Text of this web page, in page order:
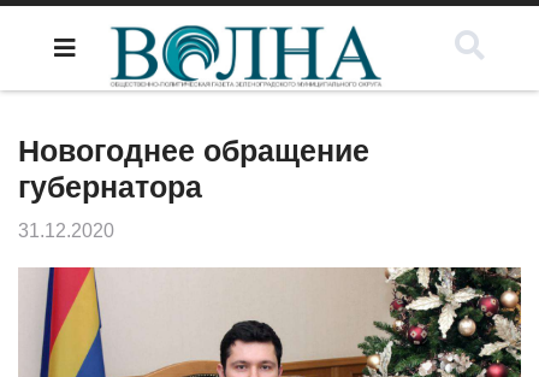
Новогоднее обращение
губернатора
31.12.2020